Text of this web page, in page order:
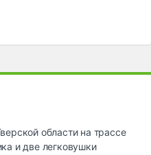
области на трассе
и две легковушки